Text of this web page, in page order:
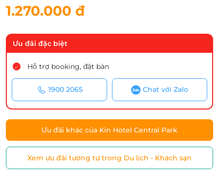
1.270.000 đ
Ưu đãi đặc biệt
Hỗ trợ booking, đặt bàn
1900 2065 Chat với Zalo
Ưu đãi khác của Kin Hotel Central Park
Xem ưu đãi tương tự trong Du lịch - Khách sạn